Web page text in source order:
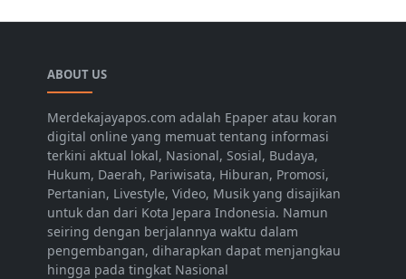
ABOUT US
Merdekajayapos.com adalah Epaper atau koran
digital online yang memuat tentang informasi
terkini aktual lokal, Nasional, Sosial, Budaya,
Hukum, Daerah, Pariwisata, Hiburan, Promosi,
Pertanian, Livestyle, Video, Musik yang disajikan
untuk dan dari Kota Jepara Indonesia. Namun
seiring dengan berjalannya waktu dalam
pengembangan, diharapkan dapat menjangkau
hingga pada tingkat Nasional